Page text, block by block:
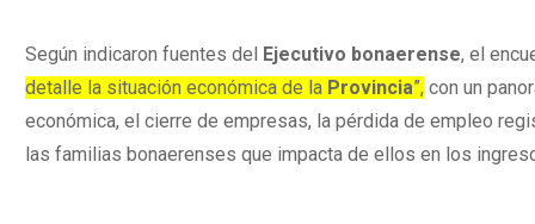
Según indicaron fuentes del Ejecutivo bonaerense, el
detalle la situación económica de la Provincia”, con un
económica, el cierre de empresas, la pérdida de empleo
las familias bonaerenses que impacta de ellos en los